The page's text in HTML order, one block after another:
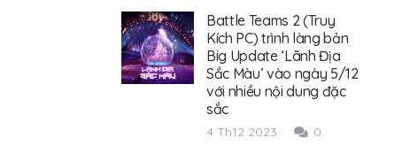
Battle Teams 2 (Truy
Kích PC) trình làng bản
Big Update ‘Lãnh Địa
Sắc Màu’ vào ngày 5/12
với nhiều nội dung đặc
sắc
4 Th12 2023 0